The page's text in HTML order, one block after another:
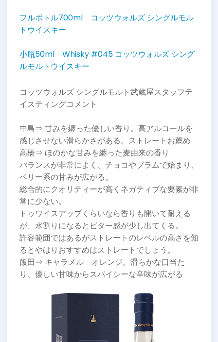
フルボトル700ml コッツウォルズ シングルモル
トウイスキー
小瓶50ml Whisky #045 コッツウォルズ シング
ルモルトウイスキー
コッツウォルズ シングルモルト武蔵屋スタッフテ
イスティングコメント
中島⇒ 甘みを纏った優しい香り。高アルコールを
感じさせない滑らかさがある。ストレートお薦め
高橋⇒ ほのかな甘みを纏った麦由来の香り
バランスが非常によく、チョコやプラムで始まり、
ベリー系の甘みが広がる。
総合的にクオリティーが高くネガティブな要素が非
常に少ない。
トゥワイスアップくらいなら香りも開いて耐える
が、水割りになるとビター感が少し出てくる。
許容範囲ではあるがストレートのレベルの高さを知
るとやはりおすすめはストレートでしょう。
飯田⇒ キャラメル オレンジ。滑らかな口当た
り、優しい甘味からスパイシーな辛味が広がる